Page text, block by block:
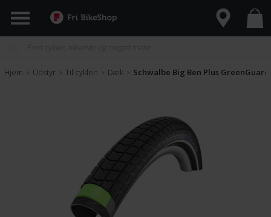
Hjem > Udstyr > Til cyklen > Dæk > Schwalbe Big Ben Plus GreenGuard